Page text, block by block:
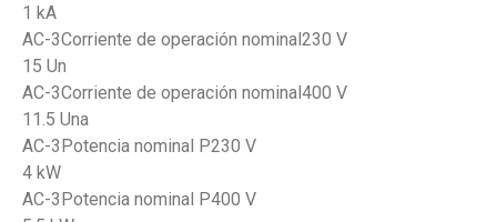
1 kA
AC-3Corriente de operación nominal230 V
15 Un
AC-3Corriente de operación nominal400 V
11.5 Una
AC-3Potencia nominal P230 V
4 kW
AC-3Potencia nominal P400 V